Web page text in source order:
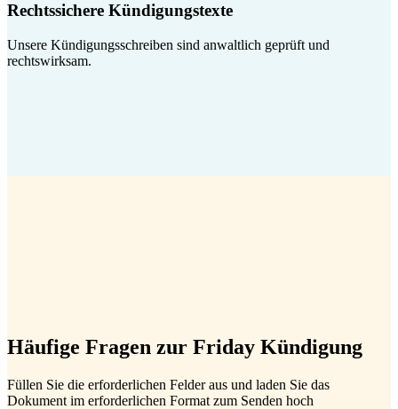
Rechtssichere Kündigungstexte
Unsere Kündigungsschreiben sind anwaltlich geprüft und
rechtswirksam.
Häufige Fragen zur Friday Kündigung
Füllen Sie die erforderlichen Felder aus und laden Sie das
Dokument im erforderlichen Format zum Senden hoch